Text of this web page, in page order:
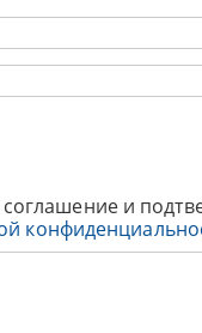
и